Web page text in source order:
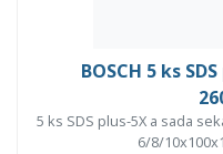
BOSCH 5 ks
5 ks SDS plus-5X a sada
6/8/